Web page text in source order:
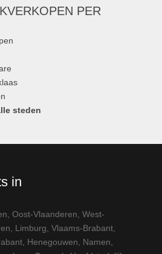
PER
steden
in
,Oost-Vlaanderen ,West-
Limburg ,Vlaams-Brabant
Henegouwen Namen